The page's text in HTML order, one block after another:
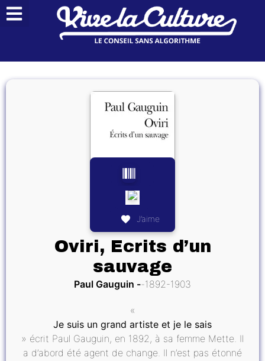
J’aime
Oviri, Ecrits d’un
sauvage
Paul Gauguin 1892-1903
«
Je suis un grand artiste et je le sais
» écrit Paul Gauguin, en 1892, à sa femme Mette. Il
a d’abord été agent de change. Il n’est pas étonné